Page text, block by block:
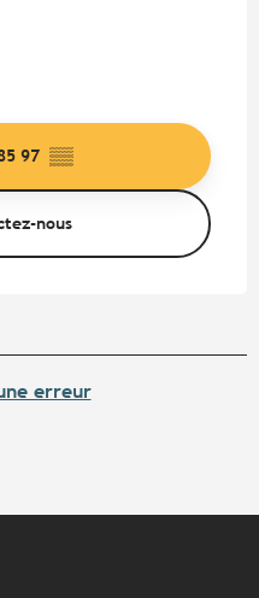
97 ▒▒
nous
erreur